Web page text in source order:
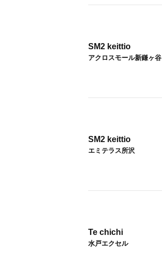
SM2 keittio
アクロスモール新鎌ヶ谷
SM2 keittio
エミテラス所沢
Te chichi
水戸エクセル